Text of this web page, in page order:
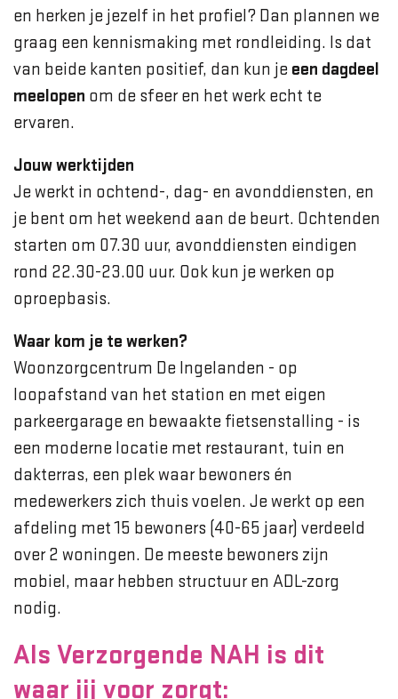
en herken je jezelf in het profiel? Dan plannen we
graag een kennismaking met rondleiding. Is dat
van beide kanten positief, dan kun je een dagdeel
meelopen om de sfeer en het werk echt te
ervaren.
Jouw werktijden
Je werkt in ochtend-, dag- en avonddiensten, en
je bent om het weekend aan de beurt. Ochtenden
starten om 07.30 uur, avonddiensten eindigen
rond 22.30-23.00 uur. Ook kun je werken op
oproepbasis.
Waar kom je te werken?
Woonzorgcentrum De Ingelanden - op
loopafstand van het station en met eigen
parkeergarage en bewaakte fietsenstalling - is
een moderne locatie met restaurant, tuin en
dakterras, een plek waar bewoners én
medewerkers zich thuis voelen. Je werkt op een
afdeling met 15 bewoners (40-65 jaar) verdeeld
over 2 woningen. De meeste bewoners zijn
mobiel, maar hebben structuur en ADL-zorg
nodig.
Als Verzorgende NAH is dit
waar jij voor zorgt: